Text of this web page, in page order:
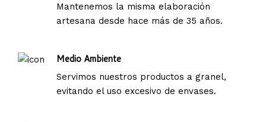
Mantenemos la misma elaboración
artesana desde hace más de 35 años.
Medio Ambiente
Servimos nuestros productos a granel,
evitando el uso excesivo de envases.